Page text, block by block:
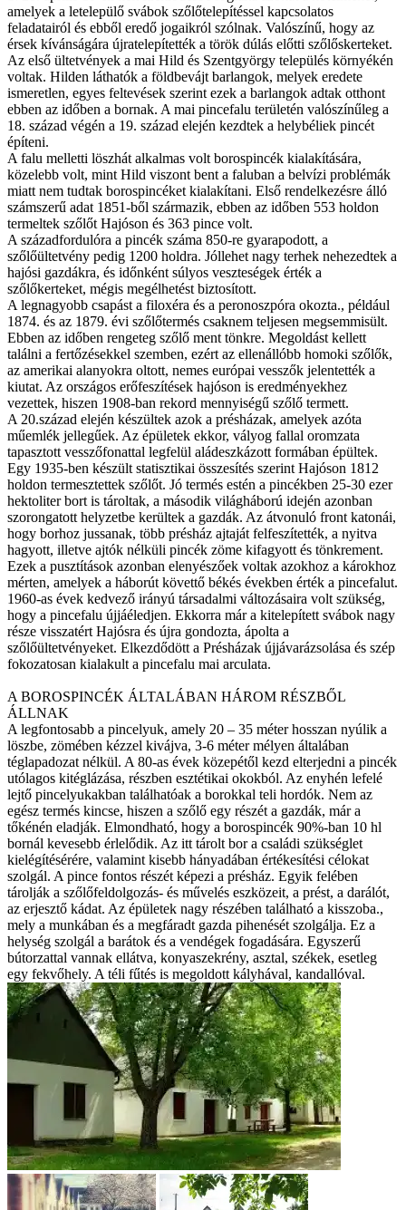
amelyek a letelepülő svábok szőlőtelepítéssel kapcsolatos
feladatairól és ebből eredő jogaikról szólnak. Valószínű, hogy az
érsek kívánságára újratelepítették a török dúlás előtti szőlőskerteket.
Az első ültetvények a mai Hild és Szentgyörgy település környékén
voltak. Hilden láthatók a földbevájt barlangok, melyek eredete
ismeretlen, egyes feltevések szerint ezek a barlangok adtak otthont
ebben az időben a bornak. A mai pincefalu területén valószínűleg a
18. század végén a 19. század elején kezdtek a helybéliek pincét
építeni.
A falu melletti löszhát alkalmas volt borospincék kialakítására,
közelebb volt, mint Hild viszont bent a faluban a belvízi problémák
miatt nem tudtak borospincéket kialakítani. Első rendelkezésre álló
számszerű adat 1851-ből származik, ebben az időben 553 holdon
termeltek szőlőt Hajóson és 363 pince volt.
A századfordulóra a pincék száma 850-re gyarapodott, a
szőlőültetvény pedig 1200 holdra. Jóllehet nagy terhek nehezedtek a
hajósi gazdákra, és időnként súlyos veszteségek érték a
szőlőkerteket, mégis megélhetést biztosított.
A legnagyobb csapást a filoxéra és a peronoszpóra okozta., például
1874. és az 1879. évi szőlőtermés csaknem teljesen megsemmisült.
Ebben az időben rengeteg szőlő ment tönkre. Megoldást kellett
találni a fertőzésekkel szemben, ezért az ellenállóbb homoki szőlők,
az amerikai alanyokra oltott, nemes európai vesszők jelentették a
kiutat. Az országos erőfeszítések hajóson is eredményekhez
vezettek, hiszen 1908-ban rekord mennyiségű szőlő termett.
A 20.század elején készültek azok a présházak, amelyek azóta
műemlék jellegűek. Az épületek ekkor, vályog fallal oromzata
tapasztott vesszőfonattal legfelül aládeszkázott formában épültek.
Egy 1935-ben készült statisztikai összesítés szerint Hajóson 1812
holdon termesztettek szőlőt. Jó termés estén a pincékben 25-30 ezer
hektoliter bort is tároltak, a második világháború idején azonban
szorongatott helyzetbe kerültek a gazdák. Az átvonuló front katonái,
hogy borhoz jussanak, több présház ajtaját felfeszítették, a nyitva
hagyott, illetve ajtók nélküli pincék zöme kifagyott és tönkrement.
Ezek a pusztítások azonban elenyészőek voltak azokhoz a károkhoz
mérten, amelyek a háborút követtő békés években érték a pincefalut.
1960-as évek kedvező irányú társadalmi változásaira volt szükség,
hogy a pincefalu újjáéledjen. Ekkorra már a kitelepített svábok nagy
része visszatért Hajósra és újra gondozta, ápolta a
szőlőültetvényeket. Elkezdődött a Présházak újjávarázsolása és szép
fokozatosan kialakult a pincefalu mai arculata.
A BOROSPINCÉK ÁLTALÁBAN HÁROM RÉSZBŐL
ÁLLNAK
A legfontosabb a pincelyuk, amely 20 – 35 méter hosszan nyúlik a
löszbe, zömében kézzel kivájva, 3-6 méter mélyen általában
téglapadozat nélkül. A 80-as évek közepétől kezd elterjedni a pincék
utólagos kitéglázása, részben esztétikai okokból. Az enyhén lefelé
lejtő pincelyukakban találhatóak a borokkal teli hordók. Nem az
egész termés kincse, hiszen a szőlő egy részét a gazdák, már a
tőkénén eladják. Elmondható, hogy a borospincék 90%-ban 10 hl
bornál kevesebb érlelődik. Az itt tárolt bor a családi szükséglet
kielégítésérére, valamint kisebb hányadában értékesítési célokat
szolgál. A pince fontos részét képezi a présház. Egyik felében
tárolják a szőlőfeldolgozás- és művelés eszközeit, a prést, a darálót,
az erjesztő kádat. Az épületek nagy részében található a kisszoba.,
mely a munkában és a megfáradt gazda pihenését szolgálja. Ez a
helység szolgál a barátok és a vendégek fogadására. Egyszerű
bútorzattal vannak ellátva, konyaszekrény, asztal, székek, esetleg
egy fekvőhely. A téli fűtés is megoldott kályhával, kandallóval.